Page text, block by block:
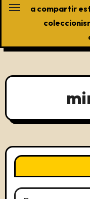
a compartir
Buscar: